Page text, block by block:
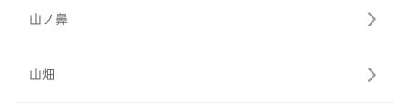
山ノ鼻
山畑